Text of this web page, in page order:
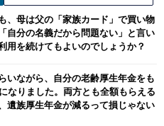
、母は父の「家族カード」で買い物
自分の名義だから問題ない」と言い
用を続けてもよいのでしょうか？
いながら、自分の老齢厚生年金をも
なりました。両方とも全額もらえる
遺族厚生年金が減るって損じゃない